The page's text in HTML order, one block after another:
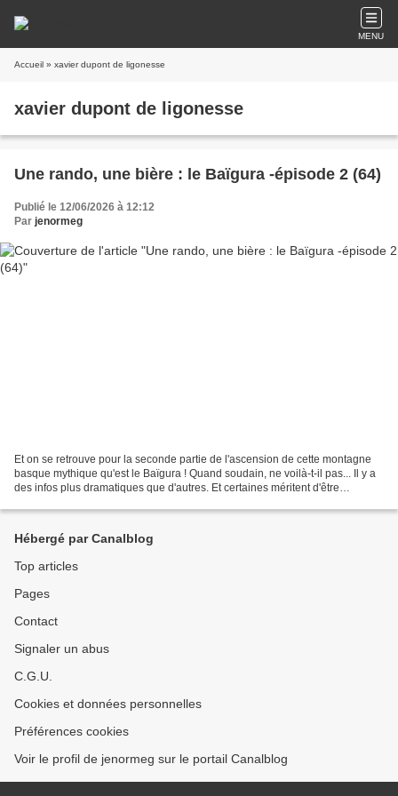
MENU
Accueil » xavier dupont de ligonesse
xavier dupont de ligonesse
Une rando, une bière : le Baïgura -épisode 2 (64)
Publié le 12/06/2026 à 12:12
Par jenormeg
Et on se retrouve pour la seconde partie de l'ascension de cette montagne
basque mythique qu'est le Baïgura ! Quand soudain, ne voilà-t-il pas... Il y a
des infos plus dramatiques que d'autres. Et certaines méritent d'être
Hébergé par Canalblog
Top articles
Pages
Contact
Signaler un abus
C.G.U.
Cookies et données personnelles
Préférences cookies
Voir le profil de jenormeg sur le portail Canalblog